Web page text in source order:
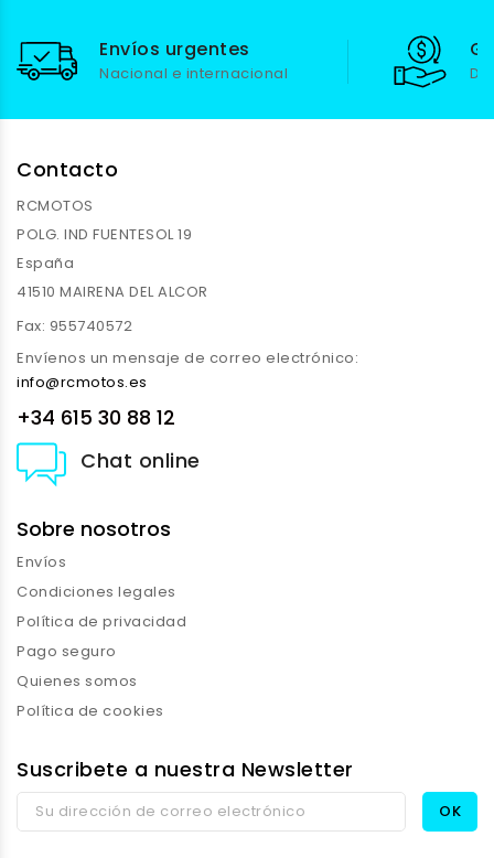
Envíos urgentes
Nacional e internacional
Contacto
RCMOTOS
POLG. IND FUENTESOL 19
España
41510 MAIRENA DEL ALCOR
Fax: 955740572
Envíenos un mensaje de correo electrónico:
info@rcmotos.es
+34 615 30 88 12
Chat online
Sobre nosotros
Envíos
Condiciones legales
Política de privacidad
Pago seguro
Quienes somos
Política de cookies
Suscribete a nuestra Newsletter